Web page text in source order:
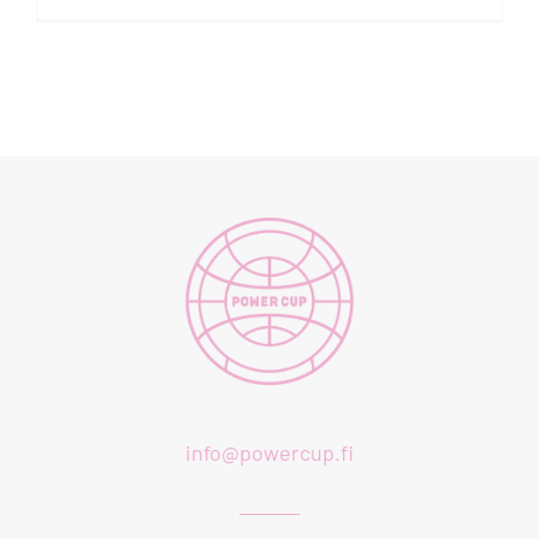
info@powercup.fi